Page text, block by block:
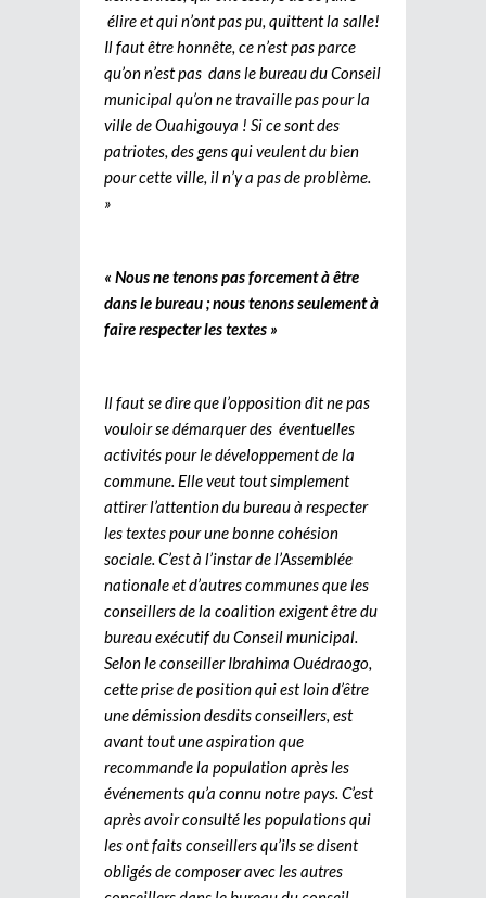
élire et qui n’ont pas pu, quittent la salle!
Il faut être honnête, ce n’est pas parce
qu’on n’est pas dans le bureau du Conseil
municipal qu’on ne travaille pas pour la
ville de Ouahigouya ! Si ce sont des
patriotes, des gens qui veulent du bien
pour cette ville, il n’y a pas de problème.
»
« Nous ne tenons pas forcement à être
dans le bureau ; nous tenons seulement à
faire respecter les textes »
Il faut se dire que l’opposition dit ne pas
vouloir se démarquer des éventuelles
activités pour le développement de la
commune. Elle veut tout simplement
attirer l’attention du bureau à respecter
les textes pour une bonne cohésion
sociale. C’est à l’instar de l’Assemblée
nationale et d’autres communes que les
conseillers de la coalition exigent être du
bureau exécutif du Conseil municipal.
Selon le conseiller Ibrahima Ouédraogo,
cette prise de position qui est loin d’être
une démission desdits conseillers, est
avant tout une aspiration que
recommande la population après les
événements qu’a connu notre pays. C’est
après avoir consulté les populations qui
les ont faits conseillers qu’ils se disent
obligés de composer avec les autres